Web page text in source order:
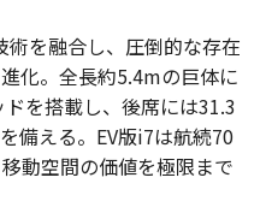
術を融合し、圧倒的な存在
化。全長約5.4mの巨体に
を搭載し、後席には31.3
備える。EV版i7は航続70
動空間の価値を極限まで